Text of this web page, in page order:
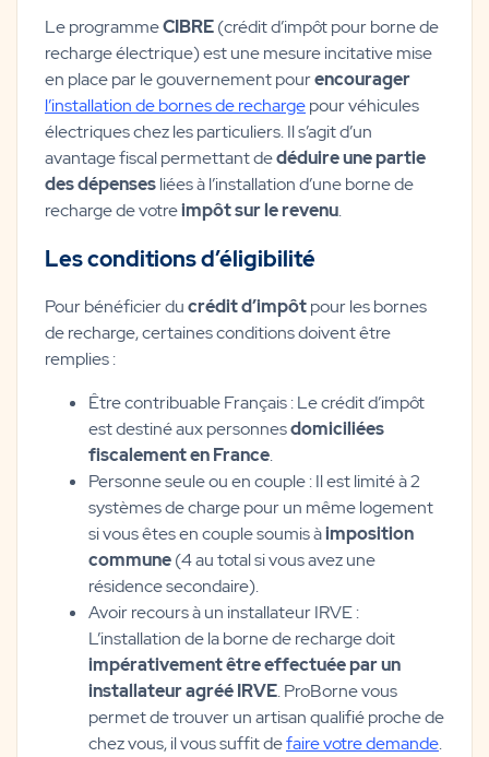
Le programmeCIBRE(crédit d’impôt pour borne de
recharge électrique) est une mesure incitative mise
en place par le gouvernement pourencourager
l’installation de bornes de rechargepour véhicules
électriques chez les particuliers. Il s’agit d’un
avantage fiscal permettant dedéduire une partie
des dépensesliées à l’installation d’une borne de
recharge de votreimpôt sur le revenu.
Les conditions d’éligibilité
Pour bénéficier ducrédit d’impôtpour les bornes
de recharge, certaines conditions doivent être
remplies :
Être contribuable Français : Le crédit d’impôt
est destiné aux personnesdomiciliées
fiscalement en France.
Personne seule ou en couple : Il est limité à 2
systèmes de charge pour un même logement
si vous êtes en couple soumis àimposition
commune(4 au total si vous avez une
résidence secondaire).
Avoir recours à un installateur IRVE :
L’installation de la borne de recharge doit
impérativement être effectuée par un
installateur agréé IRVE. ProBorne vous
permet de trouver un artisan qualifié proche de
chez vous, il vous suffit defaire votre demande.